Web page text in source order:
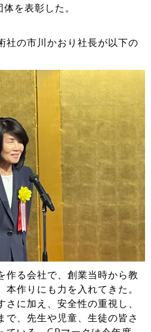
を表彰した。
社の市川かおり社長が以下の
作る会社で、創業当時から教
作りにも力を入れてきた。
に加え、安全性の重視し、
で、先生や児童、生徒の皆さ